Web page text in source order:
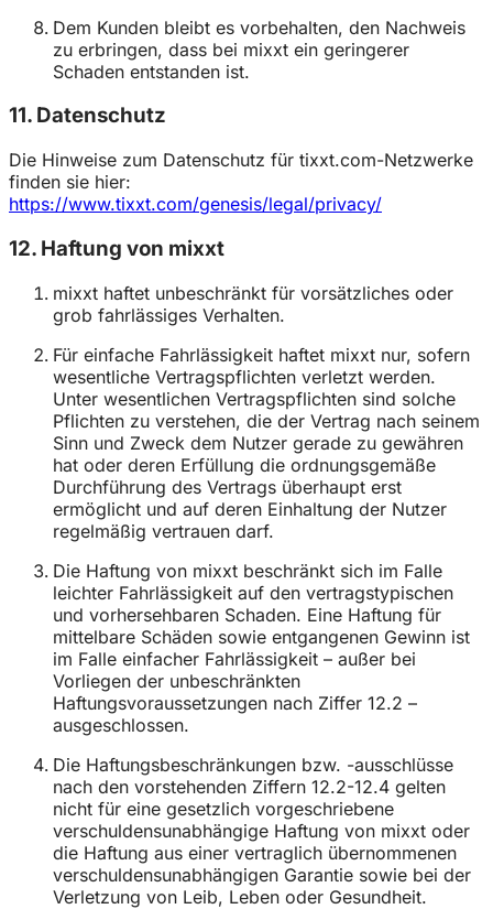
Dem Kunden bleibt es vorbehalten, den Nachweis
zu erbringen, dass bei mixxt ein geringerer
Schaden entstanden ist.
11. Datenschutz
Die Hinweise zum Datenschutz für tixxt.com-Netzwerke
finden sie hier:
https://www.tixxt.com/genesis/legal/privacy/
12. Haftung von mixxt
mixxt haftet unbeschränkt für vorsätzliches oder
grob fahrlässiges Verhalten.
Für einfache Fahrlässigkeit haftet mixxt nur, sofern
wesentliche Vertragspflichten verletzt werden.
Unter wesentlichen Vertragspflichten sind solche
Pflichten zu verstehen, die der Vertrag nach seinem
Sinn und Zweck dem Nutzer gerade zu gewähren
hat oder deren Erfüllung die ordnungsgemäße
Durchführung des Vertrags überhaupt erst
ermöglicht und auf deren Einhaltung der Nutzer
regelmäßig vertrauen darf.
Die Haftung von mixxt beschränkt sich im Falle
leichter Fahrlässigkeit auf den vertragstypischen
und vorhersehbaren Schaden. Eine Haftung für
mittelbare Schäden sowie entgangenen Gewinn ist
im Falle einfacher Fahrlässigkeit – außer bei
Vorliegen der unbeschränkten
Haftungsvoraussetzungen nach Ziffer 12.2 –
ausgeschlossen.
Die Haftungsbeschränkungen bzw. -ausschlüsse
nach den vorstehenden Ziffern 12.2-12.4 gelten
nicht für eine gesetzlich vorgeschriebene
verschuldensunabhängige Haftung von mixxt oder
die Haftung aus einer vertraglich übernommenen
verschuldensunabhängigen Garantie sowie bei der
Verletzung von Leib, Leben oder Gesundheit.